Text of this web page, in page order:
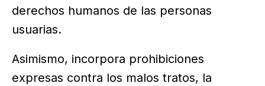
derechos humanos de las personas
usuarias.
Asimismo, incorpora prohibiciones
expresas contra los malos tratos, la